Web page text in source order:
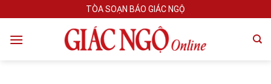
to
content
TÒA SOẠN BÁO GIÁC NGỘ